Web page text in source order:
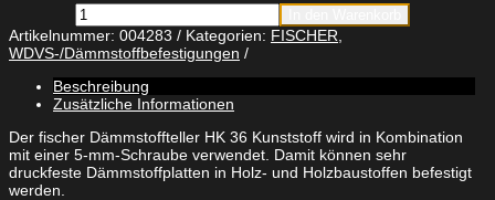
fischer
Dämmstoffteller
HK
36
Kunststoff
Menge
Artikelnummer: 004283 Kategorien: FISCHER
WDVS-/Dämmstoffbefestigungen
Beschreibung
Zusätzliche Informationen
Der fischer Dämmstoffteller HK 36 Kunststoff wird in Kombination
mit einer 5-mm-Schraube verwendet. Damit können sehr
druckfeste Dämmstoffplatten in Holz- und Holzbaustoffen befestigt
werden.